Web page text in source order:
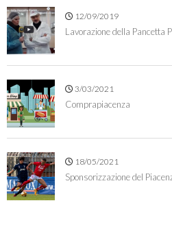
12/09/2019
Lavorazione della Pancetta
3/03/2021
Comprapiacenza
18/05/2021
Sponsorizzazione del